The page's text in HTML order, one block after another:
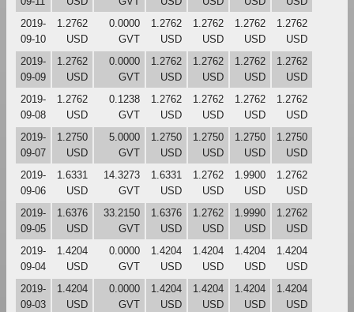
2019-
09-10
1.2762
USD
0.0000
GVT
1.2762
USD
1.2762
USD
1.2762
USD
1.2762
USD
2019-
09-09
1.2762
USD
0.0000
GVT
1.2762
USD
1.2762
USD
1.2762
USD
1.2762
USD
2019-
09-08
1.2762
USD
0.1238
GVT
1.2762
USD
1.2762
USD
1.2762
USD
1.2762
USD
2019-
09-07
1.2750
USD
5.0000
GVT
1.2750
USD
1.2750
USD
1.2750
USD
1.2750
USD
2019-
09-06
1.6331
USD
14.3273
GVT
1.6331
USD
1.2762
USD
1.9900
USD
1.2762
USD
2019-
09-05
1.6376
USD
33.2150
GVT
1.6376
USD
1.2762
USD
1.9990
USD
1.2762
USD
2019-
09-04
1.4204
USD
0.0000
GVT
1.4204
USD
1.4204
USD
1.4204
USD
1.4204
USD
2019-
09-03
1.4204
USD
0.0000
GVT
1.4204
USD
1.4204
USD
1.4204
USD
1.4204
USD